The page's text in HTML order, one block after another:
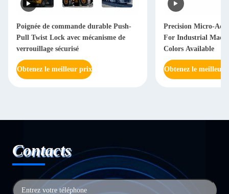
Poignée de commande durable Push-
Pull Twist Lock avec mécanisme de
verrouillage sécurisé
Obtenez le meilleur prix
Precision Micro-
For Industrial
Colors Available
Obtenez le meilleur
Contacts